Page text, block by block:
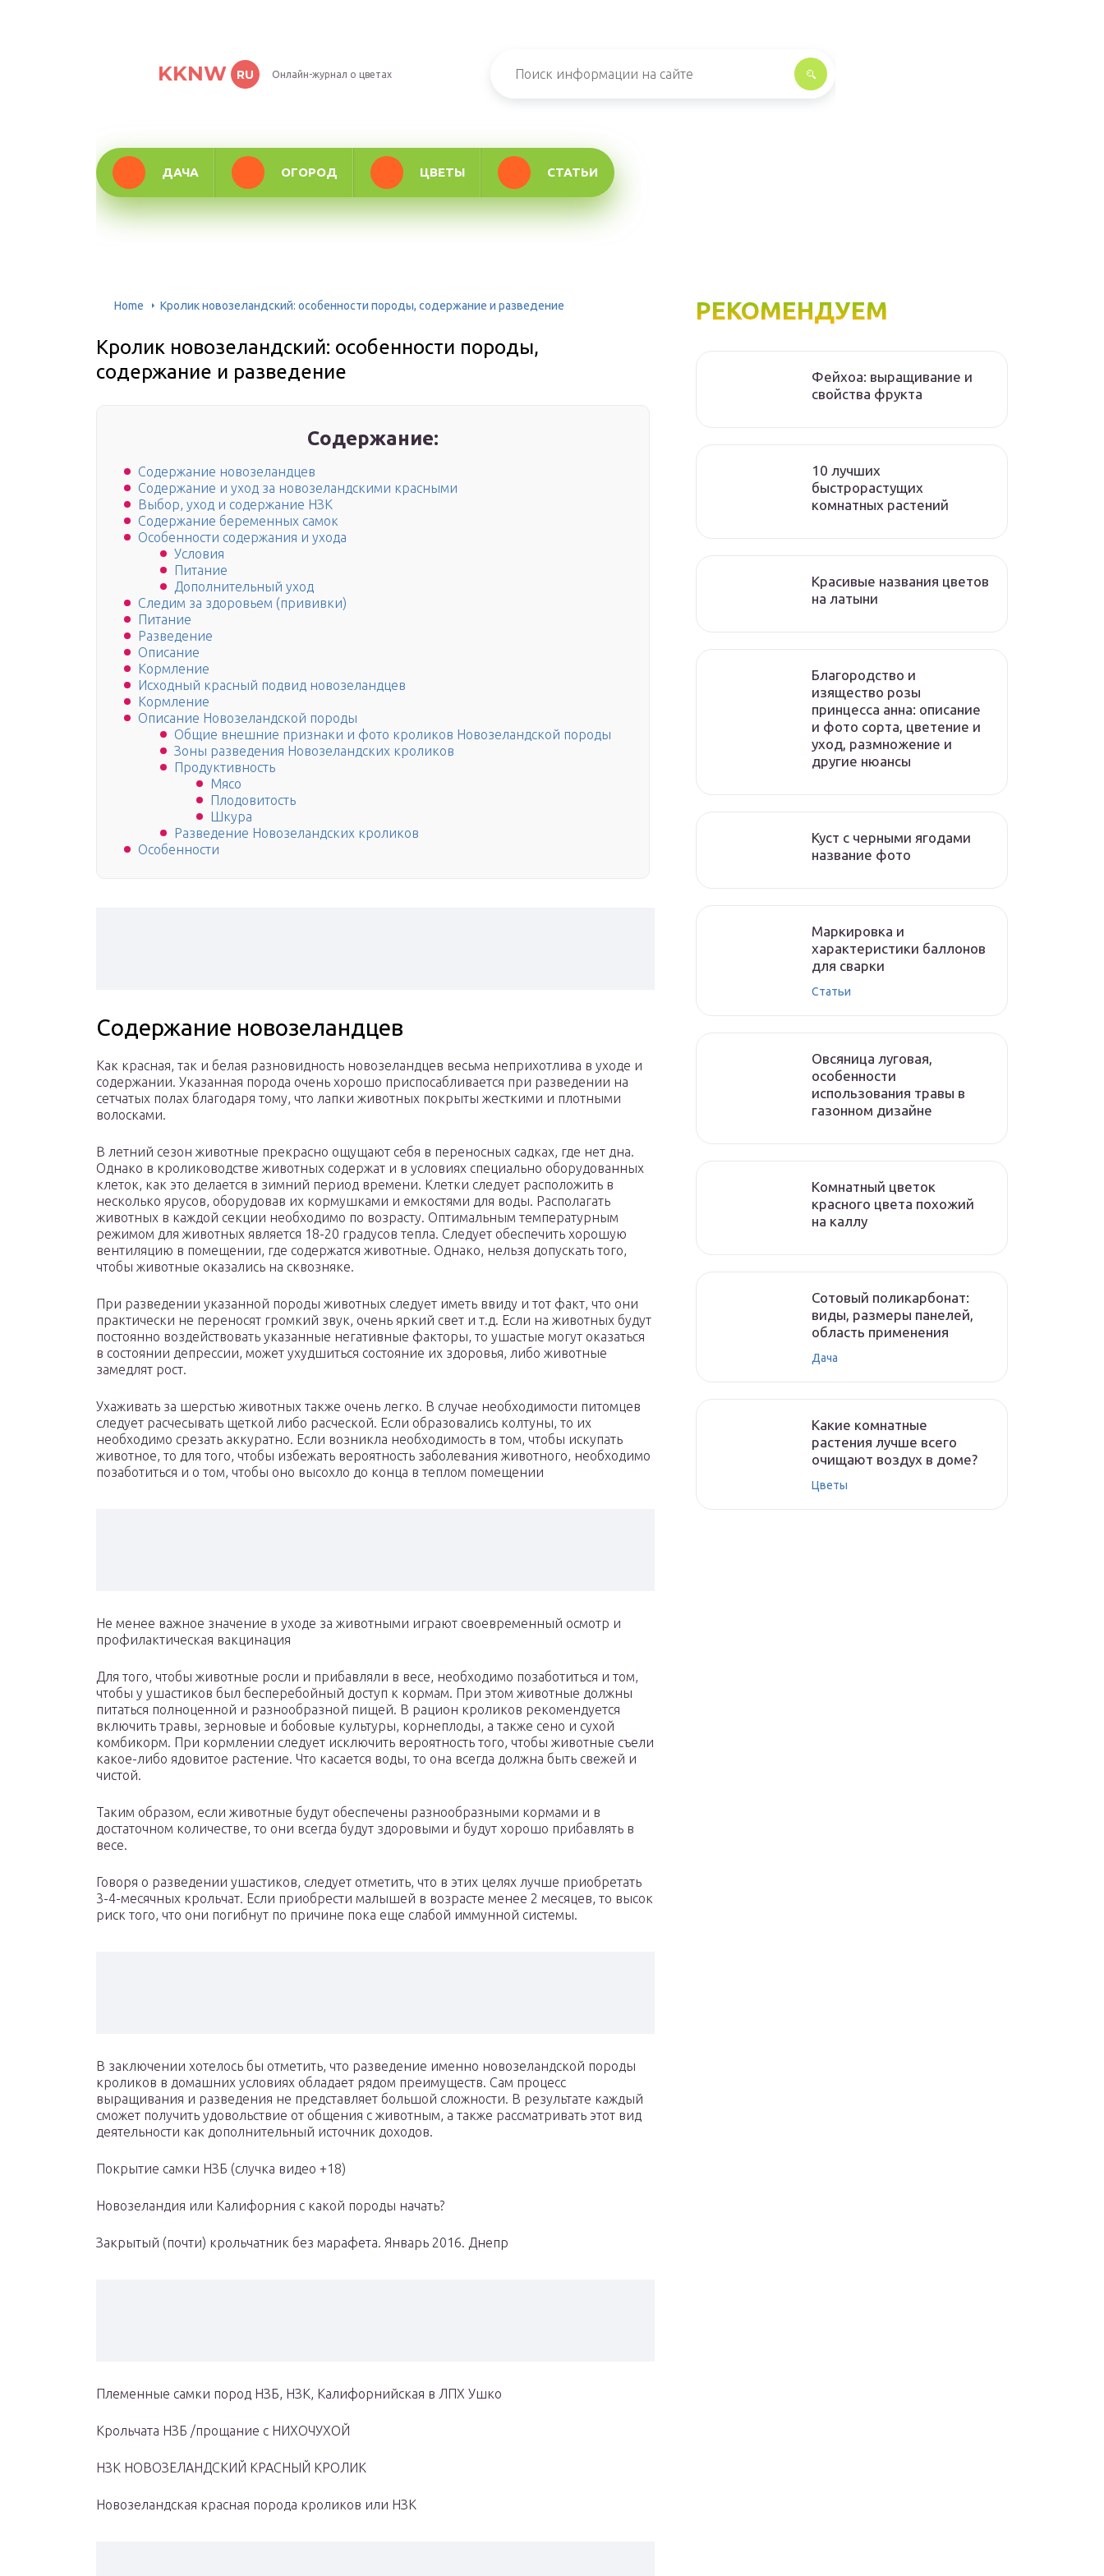
KKNW RU Онлайн-журнал о цветах
ДАЧА ОГОРОД ЦВЕТЫ СТАТЬИ
Home Кролик новозеландский: особенности породы, содержание и разведение
Кролик новозеландский: особенности породы,
содержание и разведение
Содержание:
Содержание новозеландцев
Содержание и уход за новозеландскими красными
Выбор, уход и содержание НЗК
Содержание беременных самок
Особенности содержания и ухода
Условия
Питание
Дополнительный уход
Следим за здоровьем (прививки)
Питание
Разведение
Описание
Кормление
Исходный красный подвид новозеландцев
Кормление
Описание Новозеландской породы
Общие внешние признаки и фото кроликов Новозеландской породы
Зоны разведения Новозеландских кроликов
Продуктивность
Мясо
Плодовитость
Шкура
Разведение Новозеландских кроликов
Особенности
Содержание новозеландцев
Как красная, так и белая разновидность новозеландцев весьма неприхотлива в уходе и
содержании. Указанная порода очень хорошо приспосабливается при разведении на
сетчатых полах благодаря тому, что лапки животных покрыты жесткими и плотными
волосками.
В летний сезон животные прекрасно ощущают себя в переносных садках, где нет дна.
Однако в кролиководстве животных содержат и в условиях специально оборудованных
клеток, как это делается в зимний период времени. Клетки следует расположить в
несколько ярусов, оборудовав их кормушками и емкостями для воды. Располагать
животных в каждой секции необходимо по возрасту. Оптимальным температурным
режимом для животных является 18-20 градусов тепла. Следует обеспечить хорошую
вентиляцию в помещении, где содержатся животные. Однако, нельзя допускать того,
чтобы животные оказались на сквозняке.
При разведении указанной породы животных следует иметь ввиду и тот факт, что они
практически не переносят громкий звук, очень яркий свет и т.д. Если на животных будут
постоянно воздействовать указанные негативные факторы, то ушастые могут оказаться
в состоянии депрессии, может ухудшиться состояние их здоровья, либо животные
замедлят рост.
Ухаживать за шерстью животных также очень легко. В случае необходимости питомцев
следует расчесывать щеткой либо расческой. Если образовались колтуны, то их
необходимо срезать аккуратно. Если возникла необходимость в том, чтобы искупать
животное, то для того, чтобы избежать вероятность заболевания животного, необходимо
позаботиться и о том, чтобы оно высохло до конца в теплом помещении
Не менее важное значение в уходе за животными играют своевременный осмотр и
профилактическая вакцинация
Для того, чтобы животные росли и прибавляли в весе, необходимо позаботиться и том,
чтобы у ушастиков был бесперебойный доступ к кормам. При этом животные должны
питаться полноценной и разнообразной пищей. В рацион кроликов рекомендуется
включить травы, зерновые и бобовые культуры, корнеплоды, а также сено и сухой
комбикорм. При кормлении следует исключить вероятность того, чтобы животные съели
какое-либо ядовитое растение. Что касается воды, то она всегда должна быть свежей и
чистой.
Таким образом, если животные будут обеспечены разнообразными кормами и в
достаточном количестве, то они всегда будут здоровыми и будут хорошо прибавлять в
весе.
Говоря о разведении ушастиков, следует отметить, что в этих целях лучше приобретать
3-4-месячных крольчат. Если приобрести малышей в возрасте менее 2 месяцев, то высок
риск того, что они погибнут по причине пока еще слабой иммунной системы.
В заключении хотелось бы отметить, что разведение именно новозеландской породы
кроликов в домашних условиях обладает рядом преимуществ. Сам процесс
выращивания и разведения не представляет большой сложности. В результате каждый
сможет получить удовольствие от общения с животным, а также рассматривать этот вид
деятельности как дополнительный источник доходов.
Покрытие самки НЗБ (случка видео +18)
Новозеландия или Калифорния с какой породы начать?
Закрытый (почти) крольчатник без марафета. Январь 2016. Днепр
Племенные самки пород НЗБ, НЗК, Калифорнийская в ЛПХ Ушко
Крольчата НЗБ /прощание с НИХОЧУХОЙ
НЗК НОВОЗЕЛАНДСКИЙ КРАСНЫЙ КРОЛИК
Новозеландская красная порода кроликов или НЗК
РЕКОМЕНДУЕМ
Фейхоа: выращивание и
свойства фрукта
10 лучших
быстрорастущих
комнатных растений
Красивые названия цветов
на латыни
Благородство и
изящество розы
принцесса анна: описание
и фото сорта, цветение и
уход, размножение и
другие нюансы
Куст с черными ягодами
название фото
Маркировка и
характеристики баллонов
для сварки
Статьи
Овсяница луговая,
особенности
использования травы в
газонном дизайне
Комнатный цветок
красного цвета похожий
на каллу
Сотовый поликарбонат:
виды, размеры панелей,
область применения
Дача
Какие комнатные
растения лучше всего
очищают воздух в доме?
Цветы